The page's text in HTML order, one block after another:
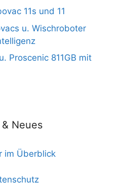
11s und 11
u. Wischroboter
Proscenic 811GB mit
Neues
im Überblick